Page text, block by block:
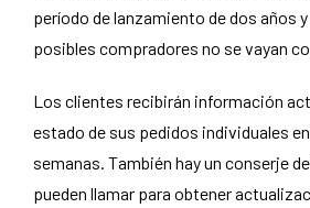
período de lanzamiento de dos años
posibles compradores no se vayan
Los clientes recibirán información
estado de sus pedidos individuales
semanas. También hay un conserje
pueden llamar para obtener